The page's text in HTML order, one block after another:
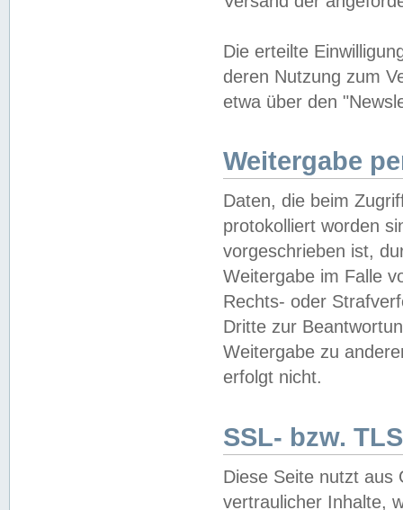
Die erteilte
deren Nutzung zum
etwa über den
Weitergabe
Daten, die beim
protokolliert worden
vorgeschrieben ist,
Weitergabe im Falle
Rechts- oder
Dritte zur
Weitergabe zu
erfolgt nicht.
SSL- bzw.
Diese Seite nutzt aus
vertraulicher Inhalte,